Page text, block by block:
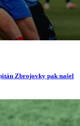
Zbrojovky pak našel